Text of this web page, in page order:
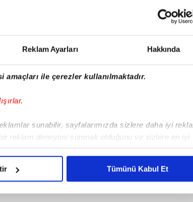
Reklam Ayarları Hakkında
ile çerezler kullanılmaktadır.
sunabilir, sayfalarımızda sizlere daha iyi
reklam deneyimi sunmak olduğunu ve sizlere en iyi
bu noktada, reklamların maliyetlerimizi karşılamak
Tümünü Kabul Et
ZAMAN?
İŞKUR